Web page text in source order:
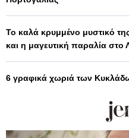
Το καλά κρυμμένο μυστικό
και η μαγευτική παραλία στο
6 γραφικά χωριά των